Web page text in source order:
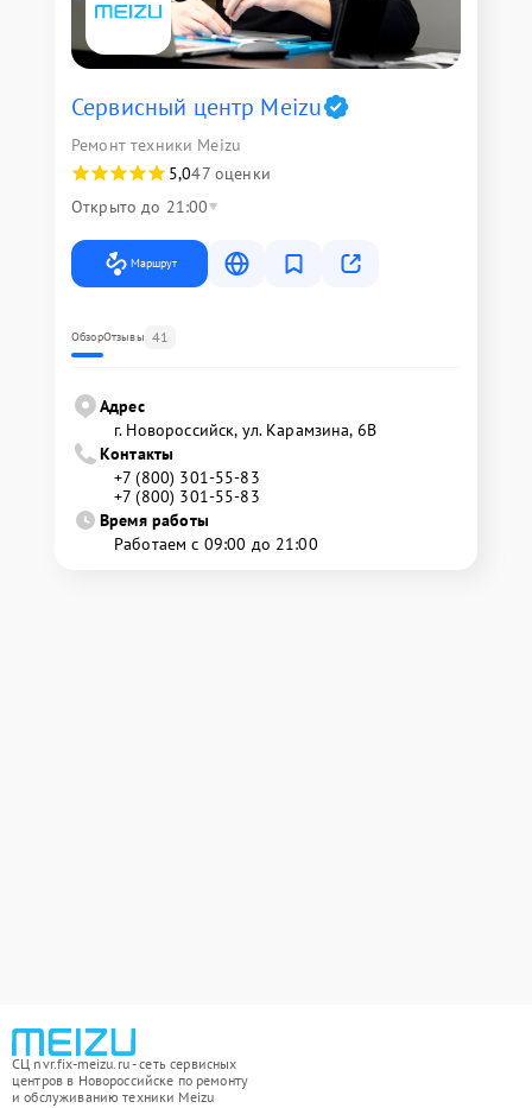
Сервисный центр Meizu
Ремонт техники Meizu
5,047 оценки
Открыто до 21:00
Маршрут
ОбзорОтзывы 41
Адрес
г. Новороссийск, ул. Карамзина, 6В
Контакты
+7 (800) 301-55-83
+7 (800) 301-55-83
Время работы
Работаем с 09:00 до 21:00
СЦ nvr.fix-meizu.ru - сеть сервисных
центров в Новороссийске по ремонту
и обслуживанию техники Meizu